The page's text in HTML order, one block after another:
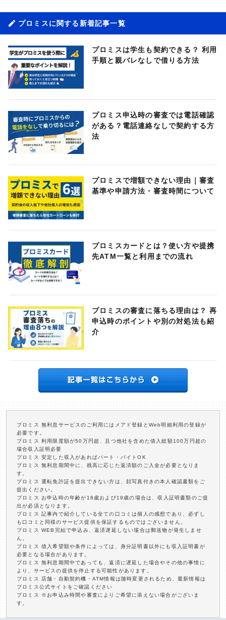
プロミスに関する新着記事一覧
プロミスは学生も契約できる？ 利用
手順と親バレなしで借りる方法
プロミス申込時の審査では電話確認
がある？電話連絡なしで契約する方
法
プロミスで増額できない理由｜審査
基準や申請方法・審査時間について
プロミスカードとは？使い方や提携
先ATM一覧と利用までの流れ
プロミスの審査に落ちる理由は？ 再
申込時のポイントや別の対処法も紹
介
プロミス 無利息サービスのご利用にはメアド登録とWeb明細利用の登録が
必要です。
プロミス 利用限度額が50万円超、且つ他社を含めた借入総額100万円超の
場合収入証明必要
プロミス 安定した収入があればパート・バイトOK
プロミス 無利息期間中に、残高に応じた返済額のご入金が必要となりま
す。
プロミス 運転免許証を提出できない方は、顔写真付きの本人確認書類をご
提出ください。
プロミス お申込時の年齢が18歳および19歳の場合は、収入証明書類のご提
出が必須となります。
プロミス 記事内で紹介している全ての口コミは個人の感想であり、必ずし
も口コミと同様のサービス提供を保証するものではございません。
プロミス WEB完結で申込み、返済遅延しない場合は郵送物が発生しませ
ん。
プロミス 借入希望額や条件によっては、身分証明書以外にも収入証明書が
必要となる場合があります。
プロミス 無利息期間中であっても、返済に遅延した場合やその他の事情に
より、サービスの提供を停止する可能性があります。
プロミス 店舗・自動契約機・ATM情報は随時変更されるため、最新情報は
プロミス公式サイトをご確認ください
プロミス ※お申込み時間や審査によりご希望に添えない場合がございま
す。